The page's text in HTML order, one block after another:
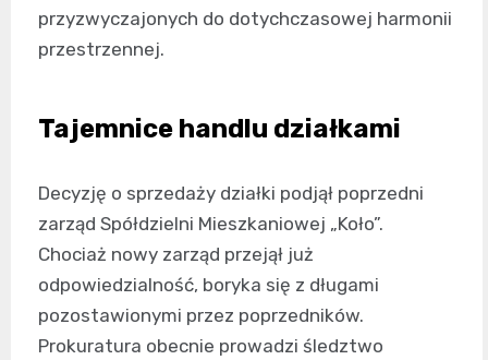
przyzwyczajonych do dotychczasowej harmonii
przestrzennej.
Tajemnice handlu działkami
Decyzję o sprzedaży działki podjął poprzedni
zarząd Spółdzielni Mieszkaniowej „Koło”.
Chociaż nowy zarząd przejął już
odpowiedzialność, boryka się z długami
pozostawionymi przez poprzedników.
Prokuratura obecnie prowadzi śledztwo